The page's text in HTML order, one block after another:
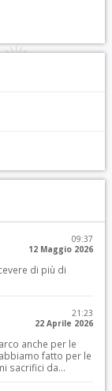
09:37
12 Maggio 2026
di più di
21:23
22 Aprile 2026
anche per le
fatto per le
sacrifici da...